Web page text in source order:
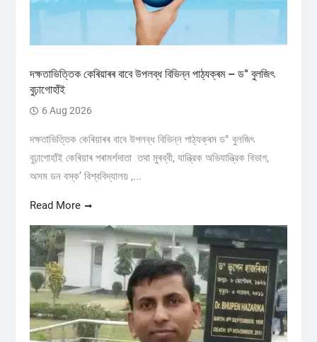
দক্ষতাভিত্তিক কেৰিয়াৰৰ বাবে উপলব্ধ বিভিন্ন পাঠ্যক্ৰম – ড° বুলজিৎ
বুঢ়াগোহাঁই
6 Aug 2026
দক্ষতাভিত্তিক কেৰিয়াৰৰ বাবে উপলব্ধ বিভিন্ন পাঠ্যক্ৰম ড° বুলজিৎ
বুঢ়াগোহাঁই কেৰিয়াৰ পৰামৰ্শদাতা তথা মুৰব্বী, যান্ত্রিক অভিযান্ত্রিক বিভাগ,
অসম ডন বস্ক’ বিশ্ববিদ্যালয় ,...
Read More